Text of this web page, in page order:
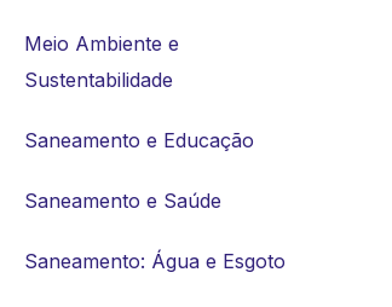
Meio Ambiente e
Sustentabilidade
Saneamento e Educação
Saneamento e Saúde
Saneamento: Água e Esgoto